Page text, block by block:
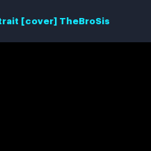
[cover] TheBroSis